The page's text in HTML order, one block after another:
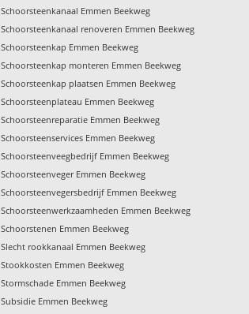
Schoorsteenkanaal Emmen Beekweg
Schoorsteenkanaal renoveren Emmen Beekweg
Schoorsteenkap Emmen Beekweg
Schoorsteenkap monteren Emmen Beekweg
Schoorsteenkap plaatsen Emmen Beekweg
Schoorsteenplateau Emmen Beekweg
Schoorsteenreparatie Emmen Beekweg
Schoorsteenservices Emmen Beekweg
Schoorsteenveegbedrijf Emmen Beekweg
Schoorsteenveger Emmen Beekweg
Schoorsteenvegersbedrijf Emmen Beekweg
Schoorsteenwerkzaamheden Emmen Beekweg
Schoorstenen Emmen Beekweg
Slecht rookkanaal Emmen Beekweg
Stookkosten Emmen Beekweg
Stormschade Emmen Beekweg
Subsidie Emmen Beekweg